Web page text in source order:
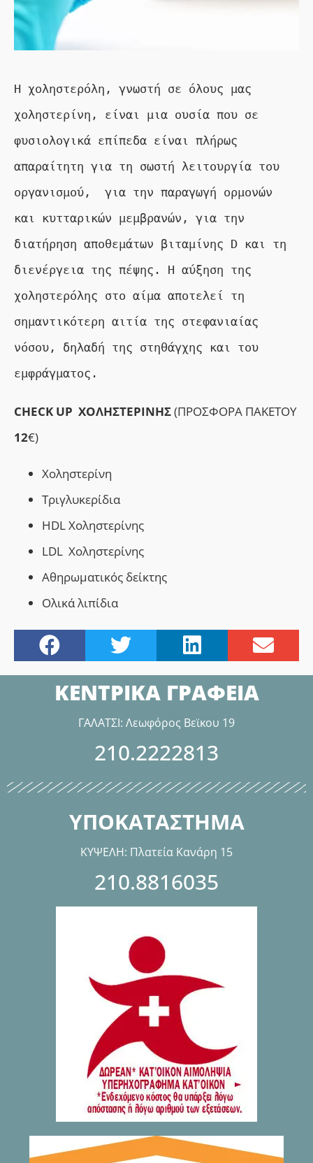
Η χοληστερόλη, γνωστή σε όλους μας
χοληστερίνη, είναι μια ουσία που σε
φυσιολογικά επίπεδα είναι πλήρως
απαραίτητη για τη σωστή λειτουργία του
οργανισμού,  για την παραγωγή ορμονών
και κυτταρικών μεμβρανών, για την
διατήρηση αποθεμάτων βιταμίνης D και τη
διενέργεια της πέψης. Η αύξηση της
χοληστερόλης στο αίμα αποτελεί τη
σημαντικότερη αιτία της στεφανιαίας
νόσου, δηλαδή της στηθάγχης και του
εμφράγματος.
CHECK UP ΧΟΛΗΣΤΕΡΙΝΗΣ(ΠΡΟΣΦΟΡΑ ΠΑΚΕΤΟΥ
12€)
Χοληστερίνη
Τριγλυκερίδια
HDL Χοληστερίνης
LDL Χοληστερίνης
Αθηρωματικός δείκτης
Ολικά λιπίδια
ΚΕΝΤΡΙΚΑ ΓΡΑΦΕΙΑ
ΓΑΛΑΤΣΙ: Λεωφόρος Βεϊκου 19
210.2222813
ΥΠΟΚΑΤΑΣΤΗΜΑ
ΚΥΨΕΛΗ: Πλατεία Κανάρη 15
210.8816035